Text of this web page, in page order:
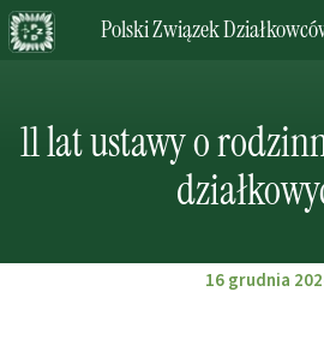
Polski Związek
11 lat ustawy o
16 grudnia